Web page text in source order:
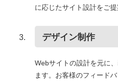
に応じたサイト設計をご提
デザイン制作
Webサイトの設計を元に
ます。お客様のフィード